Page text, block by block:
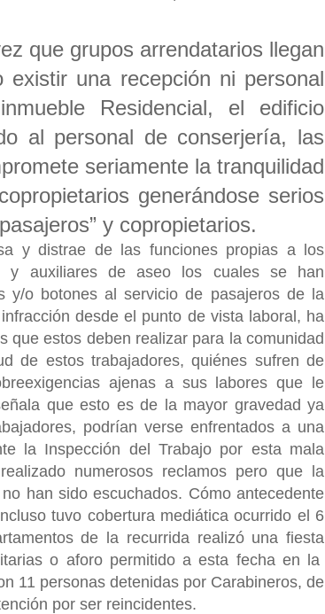
que grupos arrendatarios llegan
una recepción ni personal
Residencial, el edificio
al personal de conserjería, las
seriamente la tranquilidad
generándose serios
y copropietarios.
y distrae de las funciones propias a los
y auxiliares de aseo los cuales se han
y/o botones al servicio de pasajeros de la
desde el punto de vista laboral, ha
que estos deben realizar para la comunidad
de estos trabajadores, quiénes sufren de
ajenas a sus labores que le
que esto es de la mayor gravedad ya
podrían verse enfrentados a una
la Inspección del Trabajo por esta mala
numerosos reclamos pero que la
han sido escuchados. Cómo antecedente
tuvo cobertura mediática ocurrido el 6
de la recurrida realizó una fiesta
o aforo permitido a esta fecha en la
11 personas detenidas por Carabineros, de
por ser reincidentes.